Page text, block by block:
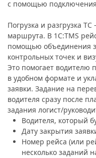
с помощью
Погрузка и разгрузка
маршрута. В 1С:TMS
помощью объединения
контрольных точек и
Это помогает
в удобном формате и
заявки. Задание на
водителя сразу после
задания логист/
Водителя, который
Дату закрытия
Номер рейса (или
несколько заданий